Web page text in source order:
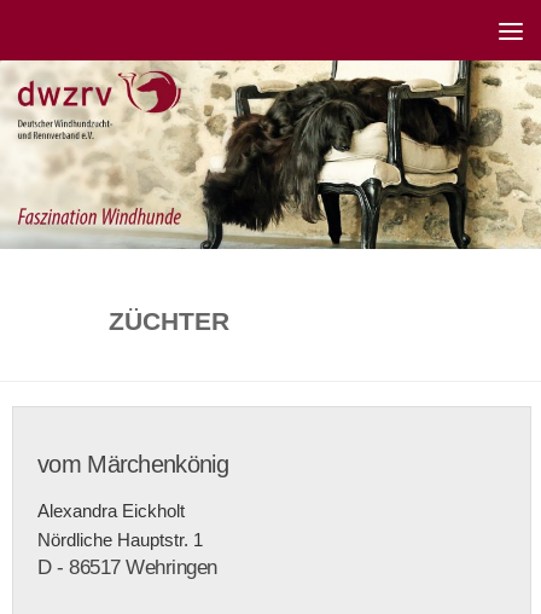
ZÜCHTER
vom Märchenkönig
Alexandra Eickholt
Nördliche Hauptstr. 1
D - 86517 Wehringen